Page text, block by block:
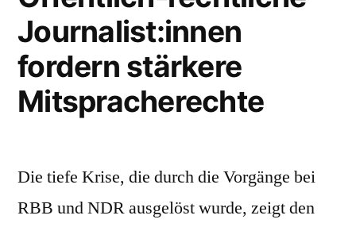
Journalist:innen
fordern stärkere
Mitspracherechte
Die tiefe Krise, die durch die Vorgänge bei
RBB und NDR ausgelöst wurde, zeigt den